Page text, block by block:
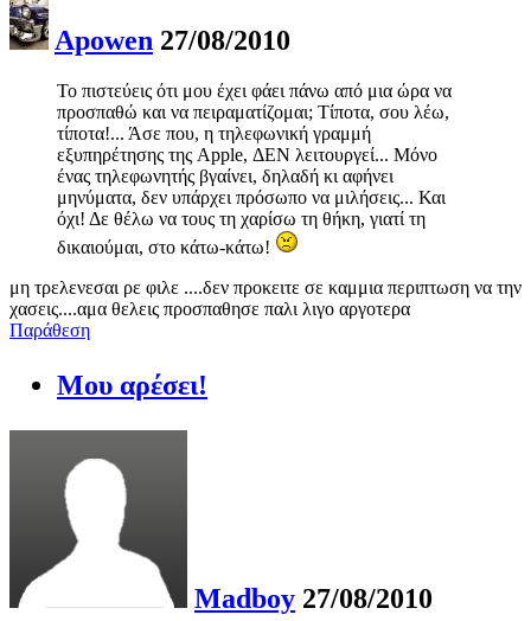
Apowen 27/08/2010
Το πιστεύεις ότι μου έχει φάει πάνω από μια ώρα να
προσπαθώ και να πειραματίζομαι; Τίποτα, σου λέω,
τίποτα!... Άσε που, η τηλεφωνική γραμμή
εξυπηρέτησης της Apple, ΔΕΝ λειτουργεί... Μόνο
ένας τηλεφωνητής βγαίνει, δηλαδή κι αφήνει
μηνύματα, δεν υπάρχει πρόσωπο να μιλήσεις... Και
όχι! Δε θέλω να τους τη χαρίσω τη θήκη, γιατί τη
δικαιούμαι, στο κάτω-κάτω!
μη τρελενεσαι ρε φιλε ....δεν προκειτε σε καμμια περιπτωση να την
χασεις....αμα θελεις προσπαθησε παλι λιγο αργοτερα
Παράθεση
Μου αρέσει!
Madboy 27/08/2010